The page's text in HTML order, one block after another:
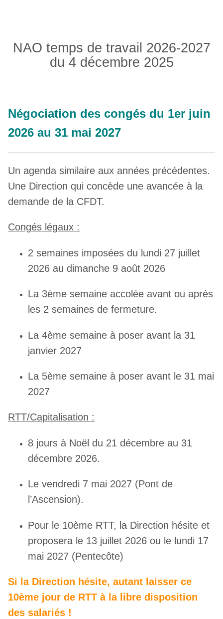
NAO temps de travail 2026-2027
du 4 décembre 2025
Négociation des congés du 1er juin
2026 au 31 mai 2027
Un agenda similaire aux années précédentes.
Une Direction qui concède une avancée à la
demande de la CFDT.
Congés légaux :
2 semaines imposées du lundi 27 juillet
2026 au dimanche 9 août 2026
La 3ème semaine accolée avant ou après
les 2 semaines de fermeture.
La 4ème semaine à poser avant la 31
janvier 2027
La 5ème semaine à poser avant le 31 mai
2027
RTT/Capitalisation :
8 jours à Noël du 21 décembre au 31
décembre 2026.
Le vendredi 7 mai 2027 (Pont de
l’Ascension).
Pour le 10ème RTT, la Direction hésite et
proposera le 13 juillet 2026 ou le lundi 17
mai 2027 (Pentecôte)
Si la Direction hésite, autant laisser ce
10ème jour de RTT à la libre disposition
des salariés !